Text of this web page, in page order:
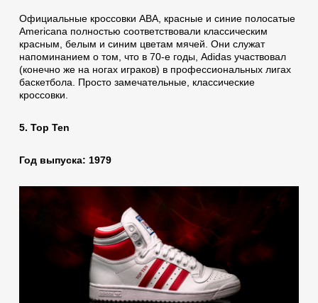
Официальные кроссовки ABA, красные и синие полосатые
Americana полностью соответствовали классическим
красным, белым и синим цветам мячей. Они служат
напоминанием о том, что в 70-е годы, Аdidas участвовал
(конечно же на ногах играков) в профессиональных лигах
баскетбола. Просто замечательные, классические
кроссовки.
5. Top Ten
Год выпуска: 1979